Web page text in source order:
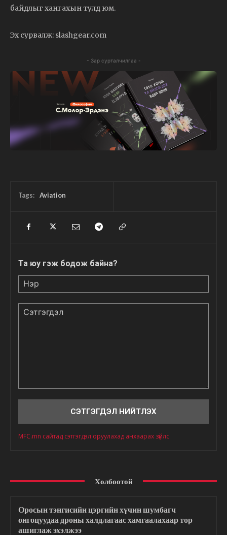
байдлыг хангахын тулд юм.
Эх сурвалж: slashgear.com
- Зар сурталчилгаа -
Tags: Aviation
Та юу гэж бодож байна?
MFC.mn сайтад сэтгэгдэл оруулахад анхаарах зүйлс
Холбоотой
Оросын тэнгисийн цэргийн хүчин шумбагч
онгоцуудаа дроны халдлагаас хамгаалахаар тор
ашиглаж эхэлжээ